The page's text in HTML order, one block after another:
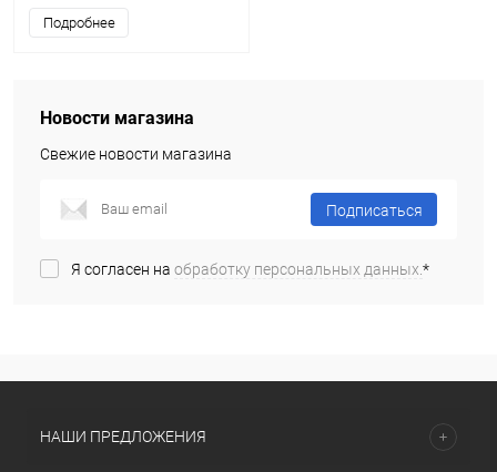
Подробнее
Новости магазина
Свежие новости магазина
Подписаться
Я согласен на обработку персональных данных.*
НАШИ ПРЕДЛОЖЕНИЯ